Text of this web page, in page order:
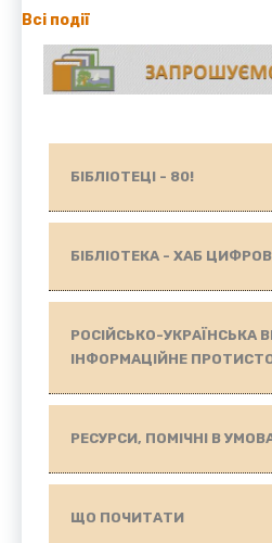
Всі події
БІБЛІОТЕЦІ - 80!
БІБЛІОТЕКА - ХАБ
РОСІЙСЬКО-УКРАЇНСЬКА
ІНФОРМАЦІЙНЕ
РЕСУРСИ, ПОМІЧНІ В
ЩО ПОЧИТАТИ